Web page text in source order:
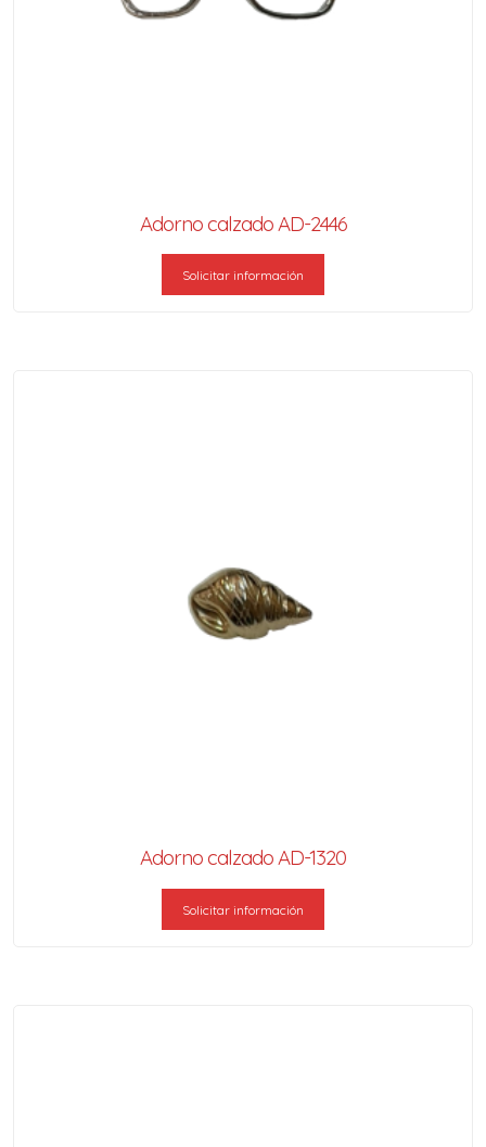
Adorno calzado AD-2446
Solicitar información
Adorno calzado AD-1320
Solicitar información